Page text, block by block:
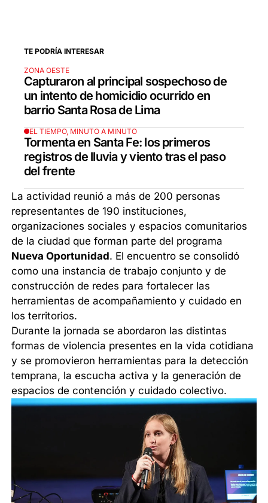
TE PODRÍA INTERESAR
ZONA OESTE
Capturaron al principal sospechoso de
un intento de homicidio ocurrido en
barrio Santa Rosa de Lima
EL TIEMPO, MINUTO A MINUTO
Tormenta en Santa Fe: los primeros
registros de lluvia y viento tras el paso
del frente
La actividad reunió a más de 200 personas
representantes de 190 instituciones,
organizaciones sociales y espacios comunitarios
de la ciudad que forman parte del programa
Nueva Oportunidad. El encuentro se consolidó
como una instancia de trabajo conjunto y de
construcción de redes para fortalecer las
herramientas de acompañamiento y cuidado en
los territorios.
Durante la jornada se abordaron las distintas
formas de violencia presentes en la vida cotidiana
y se promovieron herramientas para la detección
temprana, la escucha activa y la generación de
espacios de contención y cuidado colectivo.